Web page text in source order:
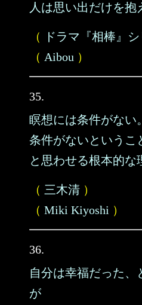
人は思い出だけを抱
（ ドラマ『相棒』
（ Aibou ）
35.
瞑想には条件がない。
条件がないというこ
と思わせる根本的な
（ 三木清 ）
（ Miki Kiyoshi ）
36.
自分は幸福だった、
が